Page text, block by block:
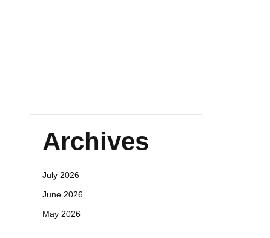
Archives
July 2026
June 2026
May 2026